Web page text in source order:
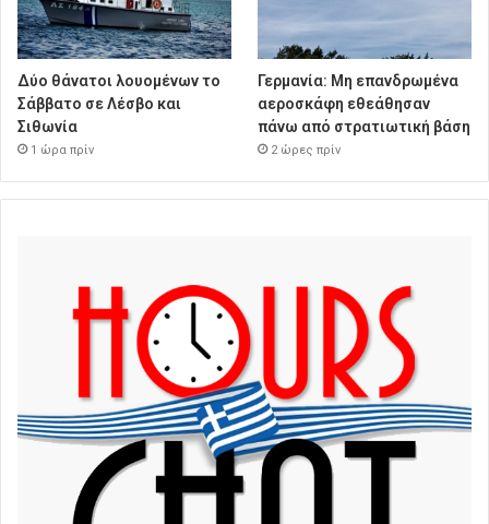
Δύο θάνατοι λουομένων το
Σάββατο σε Λέσβο και
Σιθωνία
1 ώρα πρίν
Γερμανία: Μη επανδρωμένα
αεροσκάφη εθεάθησαν
πάνω από στρατιωτική βάση
2 ώρες πρίν